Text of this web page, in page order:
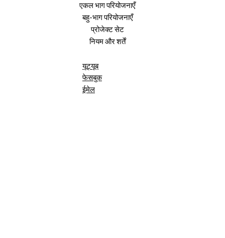
एकल भाग परियोजनाएँ
बहु-भाग परियोजनाएँ
प्रोजेक्ट सेट
नियम और शर्तें
यूट्यूब
फेसबुक
ईमेल